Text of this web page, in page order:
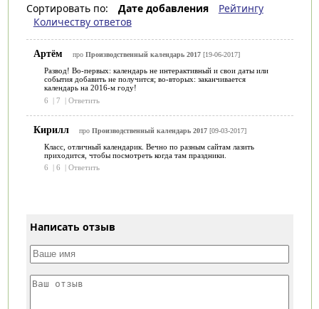
Сортировать по: Дате добавления
Рейтингу
Количеству ответов
Артём про Производственный календарь 2017[19-06-2017]
Развод! Во-первых: календарь не интерактивный и свои даты или
события добавить не получится; во-вторых: заканчивается
календарь на 2016-м году!
6
| 7 | Ответить
Кирилл про Производственный календарь 2017[09-03-2017]
Класс, отличный календарик. Вечно по разным сайтам лазить
приходится, чтобы посмотреть когда там праздники.
6
| 6 | Ответить
Написать отзыв